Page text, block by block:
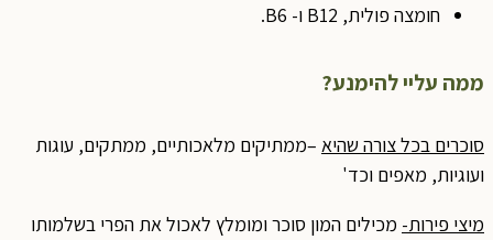
חומצה פולית, B12 ו- B6.
ממה עליי להימנע?
סוכרים בכל צורה שהיא–ממתיקים מלאכותיים, ממתקים, עוגות
ועוגיות, מאפים וכד'
מיצי פירות-מכילים המון סוכר ומומלץ לאכול את הפרי בשלמותו